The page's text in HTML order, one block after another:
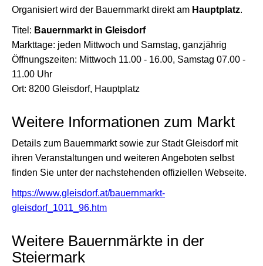
Organisiert wird der Bauernmarkt direkt am Hauptplatz.
Titel: Bauernmarkt in Gleisdorf
Markttage: jeden Mittwoch und Samstag, ganzjährig
Öffnungszeiten: Mittwoch 11.00 - 16.00, Samstag 07.00 -
11.00 Uhr
Ort: 8200 Gleisdorf, Hauptplatz
Weitere Informationen zum Markt
Details zum Bauernmarkt sowie zur Stadt Gleisdorf mit
ihren Veranstaltungen und weiteren Angeboten selbst
finden Sie unter der nachstehenden offiziellen Webseite.
https://www.gleisdorf.at/bauernmarkt-
gleisdorf_1011_96.htm
Weitere Bauernmärkte in der
Steiermark